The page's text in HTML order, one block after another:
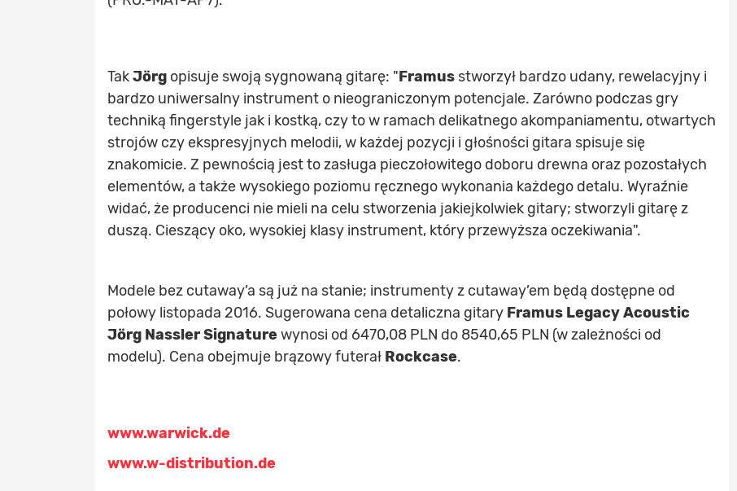
TakJörg opisuje swoją sygnowaną gitarę: "Framus stworzył bardzo udany, rewelacyjny i
bardzo uniwersalny instrument o nieograniczonym potencjale. Zarówno podczas gry
techniką fingerstyle jak i kostką, czy to w ramach delikatnego akompaniamentu, otwartych
strojów czy ekspresyjnych melodii, w każdej pozycji i głośności gitara spisuje się
znakomicie. Z pewnością jest to zasługa pieczołowitego doboru drewna oraz pozostałych
elementów, a także wysokiego poziomu ręcznego wykonania każdego detalu. Wyraźnie
widać, że producenci nie mieli na celu stworzenia jakiejkolwiek gitary; stworzyli gitarę z
duszą. Cieszący oko, wysokiej klasy instrument, który przewyższa oczekiwania".
Modele bez cutaway’a są już na stanie; instrumenty z cutaway’em będą dostępne od
połowy listopada 2016. Sugerowana cena detaliczna gitary Framus Legacy Acoustic
Jörg Nassler Signature wynosi od 6470,08 PLN do 8540,65 PLN (w zależności od
modelu). Cena obejmuje brązowy futerał Rockcase.
www.warwick.de
www.w-distribution.de